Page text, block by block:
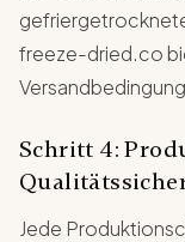
freeze-dried.co
Schritt 4:
Jede